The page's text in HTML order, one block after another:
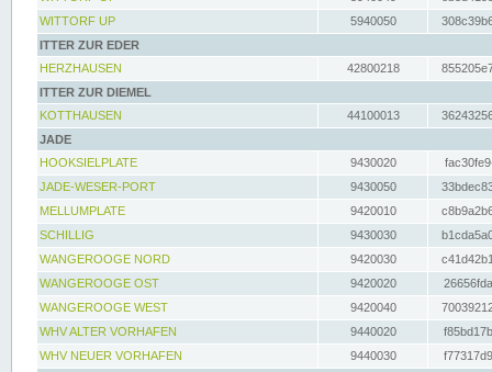
WITTORF UP
5940050
ITTER ZUR EDER
HERZHAUSEN
42800218
ITTER ZUR DIEMEL
KOTTHAUSEN
44100013
JADE
HOOKSIELPLATE
9430020
JADE-WESER-PORT
9430050
MELLUMPLATE
9420010
SCHILLIG
9430030
WANGEROOGE NORD
9420030
WANGEROOGE OST
9420020
WANGEROOGE WEST
9420040
WHV ALTER VORHAFEN
9440020
WHV NEUER VORHAFEN
9440030